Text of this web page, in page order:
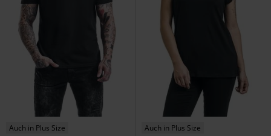
Auch in Plus Size Auch in Plus Size